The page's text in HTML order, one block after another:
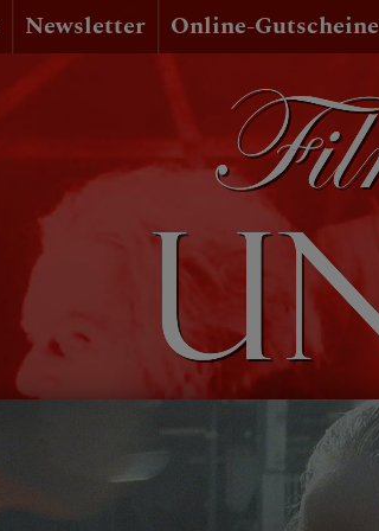
Newsletter Online-Gutscheine